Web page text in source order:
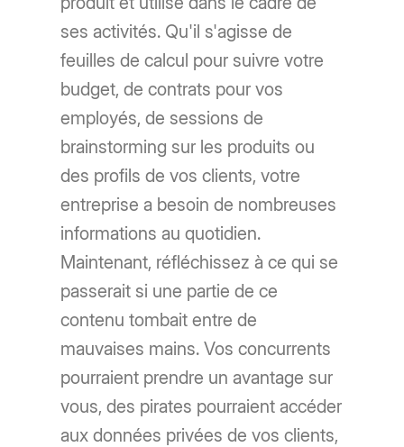
ses activités. Qu'il s'agisse de
feuilles de calcul pour suivre votre
budget, de contrats pour vos
employés, de sessions de
brainstorming sur les produits ou
des profils de vos clients, votre
entreprise a besoin de nombreuses
informations au quotidien.
Maintenant, réfléchissez à ce qui se
passerait si une partie de ce
contenu tombait entre de
mauvaises mains. Vos concurrents
pourraient prendre un avantage sur
vous, des pirates pourraient accéder
aux données privées de vos clients,